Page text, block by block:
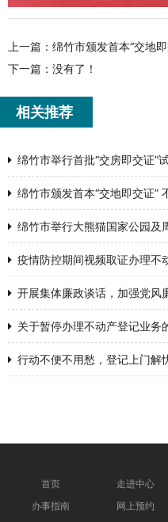
上一篇： 绵竹市颁发首本“交地
下一篇：没有了！
相关推荐
绵竹市举行首批“交房即交证”
绵竹市颁发首本“交地即交证”
绵竹市举行大熊猫国家公园及
疫情防控期间视频取证办理不
开展集体廉政谈话，加强党风
关于暂停办理不动产登记业务
行动不便不用愁，登记上门解
首页 走进中心
办事指南
网上预约